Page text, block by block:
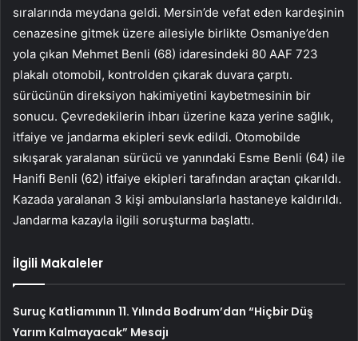
sıralarında meydana geldi. Mersin’de vefat eden kardeşinin
cenazesine gitmek üzere ailesiyle birlikte Osmaniye’den
yola çıkan Mehmet Benli (68) idaresindeki 80 AAF 723
plakalı otomobil, kontrolden çıkarak duvara çarptı.
sürücünün direksiyon hakimiyetini kaybetmesinin bir
sonucu. Çevredekilerin ihbarı üzerine kaza yerine sağlık,
itfaiye ve jandarma ekipleri sevk edildi. Otomobilde
sıkışarak yaralanan sürücü ve yanındaki Esme Benli (64) ile
Hanifi Benli (62) itfaiye ekipleri tarafından araçtan çıkarıldı.
Kazada yaralanan 3 kişi ambulanslarla hastaneye kaldırıldı.
Jandarma kazayla ilgili soruşturma başlattı.
İlgili Makaleler
Suruç Katliamının 11. Yılında Bodrum’dan “Hiçbir Düş
Yarım Kalmayacak” Mesajı